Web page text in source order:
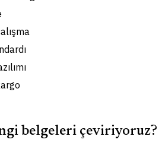
belgeleri çeviriyoruz?